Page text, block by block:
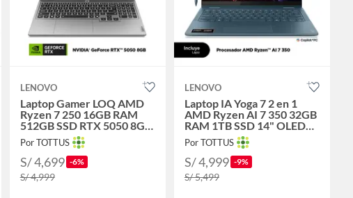
LENOVO
Laptop Gamer LOQ AMD
Ryzen 7 250 16GB RAM
512GB SSD RTX 5050 8GB
15.6" FHD 144Hz
Por TOTTUS
S/ 4,699 -6%
S/ 4,999
LENOVO
Laptop IA Yoga 7 2 en 1
AMD Ryzen AI 7 350 32GB
RAM 1TB SSD 14" OLED
WUXGA táctil
Por TOTTUS
S/ 4,999 -9%
S/ 5,499